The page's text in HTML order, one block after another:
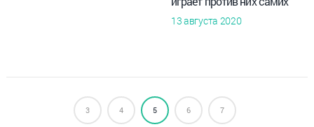
13 августа 2020
3 4 5 6 7